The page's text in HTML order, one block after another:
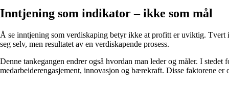
Inntjening som indikator – ikke som mål
Å se inntjening som verdiskaping betyr ikke at profitt er uviktig.
seg selv, men resultatet av en verdiskapende prosess.
Denne tankegangen endrer også hvordan man leder og måler. I
medarbeiderengasjement, innovasjon og bærekraft. Disse faktorene